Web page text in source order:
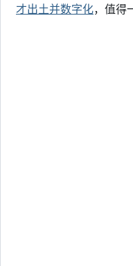
才出土并数字化，值得